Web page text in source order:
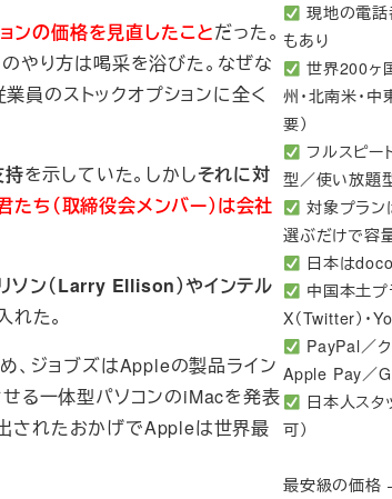
ンの価格を見直したことだった。
のやり方は喝采を浴びた。なぜな
員のストックオプションに全く
持を示していた。しかしそれに対
ち（取締役会メンバー）は会社
ソン（Larry Ellison）やインテル
れた。
、ジョブズはAppleの製品ライン
る一体型パソコンのiMacを発表
されたおかげでAppleは世界最
現地の電話
もあり
世界200ヶ
州・北南米・中
要）
フルスピー
型／使い放題
対象プラン
選ぶだけで容
日本は
中国本土プ
X（Twitter）・
PayPal／ク
Apple Pay／
日本人スタ
可）
最安級の価格